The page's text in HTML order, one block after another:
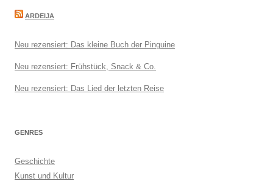
ARDEIJA
Neu rezensiert: Das kleine Buch der Pinguine
Neu rezensiert: Frühstück, Snack & Co.
Neu rezensiert: Das Lied der letzten Reise
GENRES
Geschichte
Kunst und Kultur